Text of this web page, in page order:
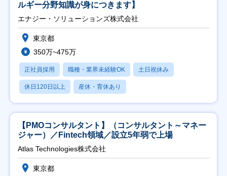
ルギー分野知識が身につきます】
エナジー・ソリューションズ株式会社
東京都
350万~475万
正社員採用 職種・業界未経験OK 土日祝休み
休日120日以上 産休・育休あり
【PMOコンサルタント】（コンサルタント～マネー
ジャー）／Fintech領域／設立5年弱で上場
Atlas Technologies株式会社
東京都